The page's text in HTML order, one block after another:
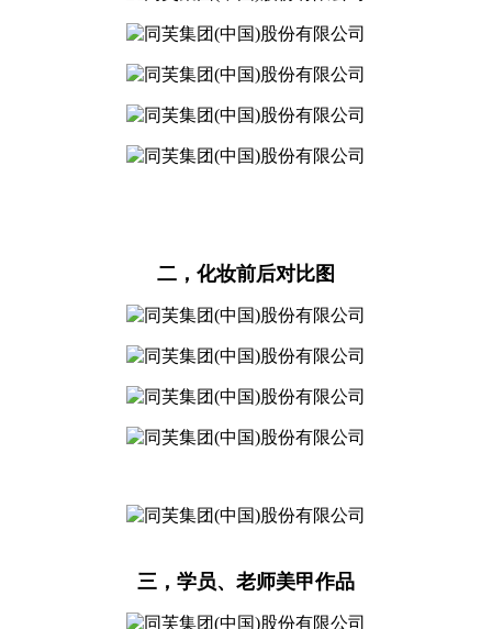
二，化妆前后对比图
三，学员、老师美甲作品